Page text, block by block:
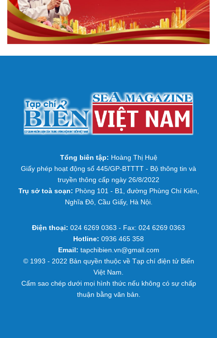
Tổng biên tập: Hoàng Thị Huệ
Giấy phép hoạt động số 445/GP-BTTTT - Bộ thông tin và
truyền thông cấp ngày 26/8/2022
Trụ sở toà soạn: Phòng 101 - B1, đường Phùng Chí Kiên,
Nghĩa Đô, Cầu Giấy, Hà Nội.
Điện thoại: 024 6269 0363 - Fax: 024 6269 0363
Hotline: 0936 465 358
Email: tapchibien.vn@gmail.com
© 1993 - 2022 Bản quyền thuộc về Tạp chí điện tử Biển
Việt Nam.
Cấm sao chép dưới mọi hình thức nếu không có sự chấp
thuận bằng văn bản.